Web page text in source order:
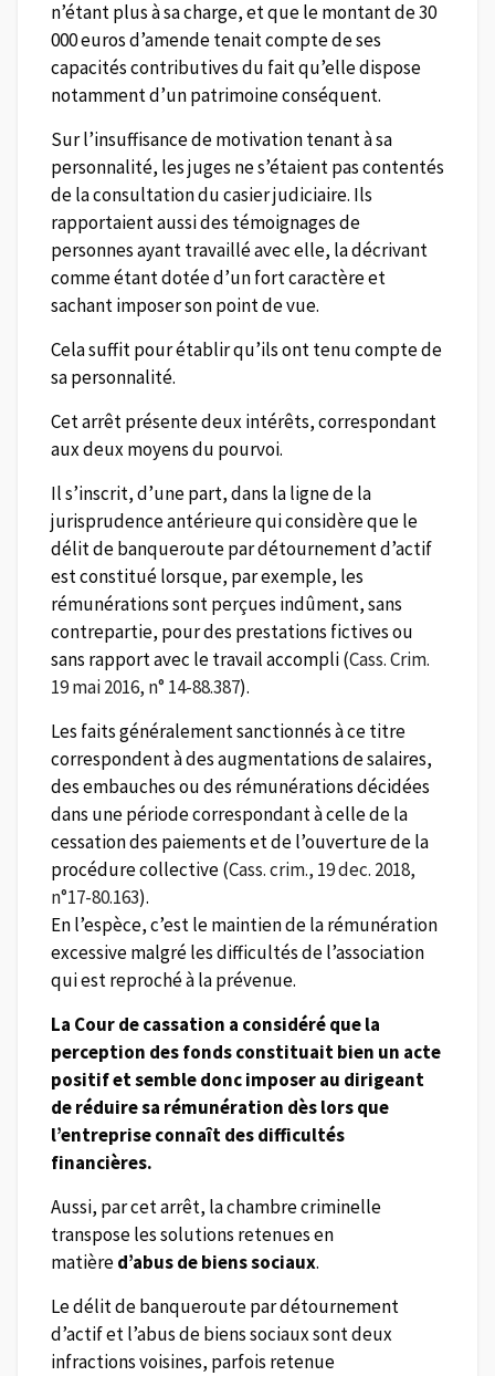
n’étant plus à sa charge, et que le montant de 30
000 euros d’amende tenait compte de ses
capacités contributives du fait qu’elle dispose
notamment d’un patrimoine conséquent.
Sur l’insuffisance de motivation tenant à sa
personnalité, les juges ne s’étaient pas contentés
de la consultation du casier judiciaire. Ils
rapportaient aussi des témoignages de
personnes ayant travaillé avec elle, la décrivant
comme étant dotée d’un fort caractère et
sachant imposer son point de vue.
Cela suffit pour établir qu’ils ont tenu compte de
sa personnalité.
Cet arrêt présente deux intérêts, correspondant
aux deux moyens du pourvoi.
Il s’inscrit, d’une part, dans la ligne de la
jurisprudence antérieure qui considère que le
délit de banqueroute par détournement d’actif
est constitué lorsque, par exemple, les
rémunérations sont perçues indûment, sans
contrepartie, pour des prestations fictives ou
sans rapport avec le travail accompli (Cass. Crim.
19 mai 2016, n° 14-88.387).
Les faits généralement sanctionnés à ce titre
correspondent à des augmentations de salaires,
des embauches ou des rémunérations décidées
dans une période correspondant à celle de la
cessation des paiements et de l’ouverture de la
procédure collective (Cass. crim., 19 dec. 2018,
n°17-80.163).
En l’espèce, c’est le maintien de la rémunération
excessive malgré les difficultés de l’association
qui est reproché à la prévenue.
La Cour de cassation a considéré que la
perception des fonds constituait bien un acte
positif et semble donc imposer au dirigeant
de réduire sa rémunération dès lors que
l’entreprise connaît des difficultés
financières.
Aussi, par cet arrêt, la chambre criminelle
transpose les solutions retenues en
matièred’abus de biens sociaux.
Le délit de banqueroute par détournement
d’actif et l’abus de biens sociaux sont deux
infractions voisines, parfois retenue